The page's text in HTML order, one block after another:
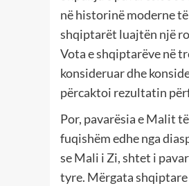
në historinë moderne
shqiptarët luajtën një
Vota e shqiptarëve në
konsideruar dhe
përcaktoi rezultatin
Por, pavarësia e Malit
fuqishëm edhe nga
se Mali i Zi, shtet i
tyre. Mërgata